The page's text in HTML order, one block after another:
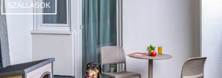
SZÁLLÁSOK